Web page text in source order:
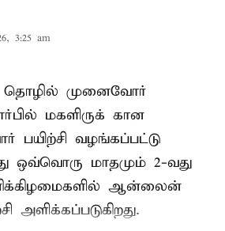
3:25 am
தொழில் முனைவோர்
மகளிருக் கான
வழங்கப்பட்டு
ஒவ்வொரு மாதமும் 2-வது
ஆன்லைன்
அளிக்கப்படுகிறது.